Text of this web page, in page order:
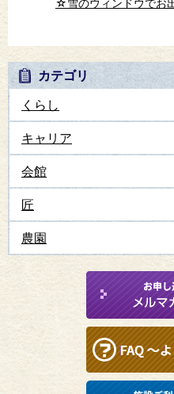
カテゴリ
くらし
キャリア
会館
匠
農園